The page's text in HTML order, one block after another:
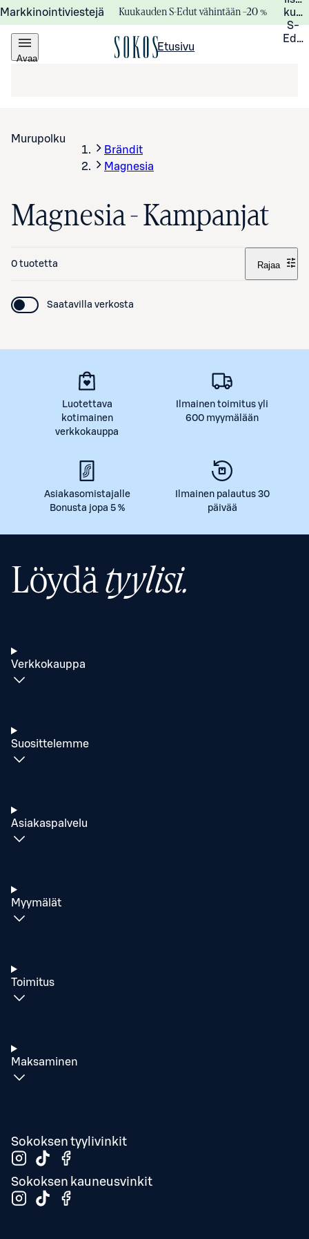
Markkinointiviestejä Kuukauden S-Edut vähintään –20 %
S-
Avaa
Etusivu
Murupolku
Brändit
Magnesia
Magnesia - Kampanjat
0 tuotetta Rajaa
Saatavilla verkosta
Luotettava
kotimainen
verkkokauppa
Ilmainen toimitus yli
600 myymälään
Asiakasomistajalle
Bonusta jopa 5 %
Ilmainen palautus 30
päivää
Löydätyylisi.
Verkkokauppa
Suosittelemme
Asiakaspalvelu
Myymälät
Toimitus
Maksaminen
Sokoksen tyylivinkit
Sokoksen kauneusvinkit